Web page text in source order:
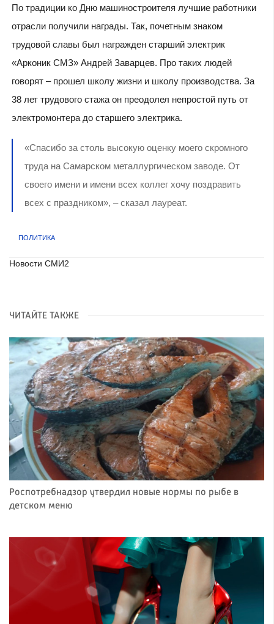
По традиции ко Дню машиностроителя лучшие работники
отрасли получили награды. Так, почетным знаком
трудовой славы был награжден старший электрик
«Арконик СМЗ» Андрей Заварцев. Про таких людей
говорят – прошел школу жизни и школу производства. За
38 лет трудового стажа он преодолел непростой путь от
электромонтера до старшего электрика.
«Спасибо за столь высокую оценку моего скромного
труда на Самарском металлургическом заводе. От
своего имени и имени всех коллег хочу поздравить
всех с праздником», – сказал лауреат.
ПОЛИТИКА
Новости СМИ2
ЧИТАЙТЕ ТАКЖЕ
Роспотребнадзор утвердил новые нормы по рыбе в
детском меню